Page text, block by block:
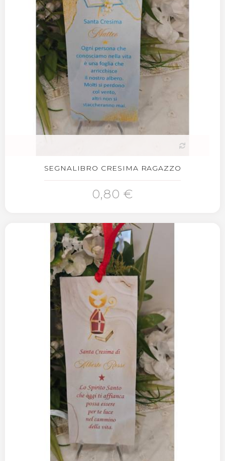
SEGNALIBRO CRESIMA RAGAZZO
0,80 €